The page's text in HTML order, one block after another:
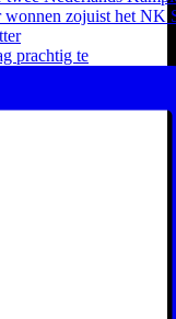
prachtig te